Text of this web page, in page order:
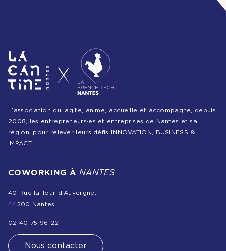
L’association qui agite, anime, accueille et accompagne, depuis
2008, les entrepreneurs·es et entreprises de Nantes et sa
région, pour relever leurs défis INNOVATION, BUSINESS &
IMPACT.
COWORKING À NANTES
40 Rue la Tour d'Auvergne,
44200 Nantes
02 40 75 96 22
Nous contacter